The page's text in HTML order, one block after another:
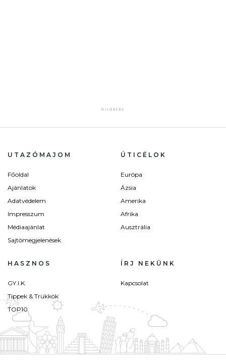
UTAZÓMAJOM
Főoldal
Ajánlatok
Adatvédelem
Impresszum
Médiaajánlat
Sajtómegjelenések
ÚTICÉLOK
Európa
Ázsia
Amerika
Afrika
Ausztrália
HASZNOS
GY.I.K.
Tippek & Trükkök
TOP10
ÍRJ NEKÜNK
Kapcsolat